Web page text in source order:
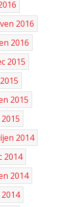
2016
2016
2015
2015
2014
2014
2014